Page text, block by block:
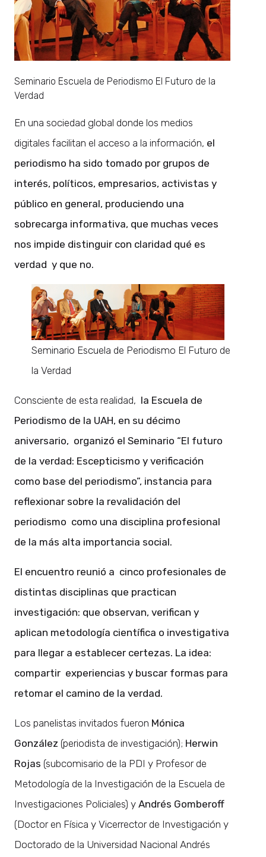
Seminario Escuela de Periodismo El Futuro de la
Verdad
En una sociedad global donde los medios
digitales facilitan el acceso a la información, el
periodismo ha sido tomado por grupos de
interés, políticos, empresarios, activistas y
público en general, produciendo una
sobrecarga informativa, que muchas veces
nos impide distinguir con claridad qué es
verdad y que no.
Seminario Escuela de Periodismo El Futuro de
la Verdad
Consciente de esta realidad, la Escuela de
Periodismo de la UAH, en su décimo
aniversario, organizó el Seminario “El futuro
de la verdad: Escepticismo y verificación
como base del periodismo”, instancia para
reflexionar sobre la revalidación del
periodismo como una disciplina profesional
de la más alta importancia social.
El encuentro reunió a cinco profesionales de
distintas disciplinas que practican
investigación: que observan, verifican y
aplican metodología científica o investigativa
para llegar a establecer certezas. La idea:
compartir experiencias y buscar formas para
retomar el camino de la verdad.
Los panelistas invitados fueron Mónica
González (periodista de investigación); Herwin
Rojas (subcomisario de la PDI y Profesor de
Metodología de la Investigación de la Escuela de
Investigaciones Policiales) y Andrés Gomberoff
(Doctor en Física y Vicerrector de Investigación y
Doctorado de la Universidad Nacional Andrés